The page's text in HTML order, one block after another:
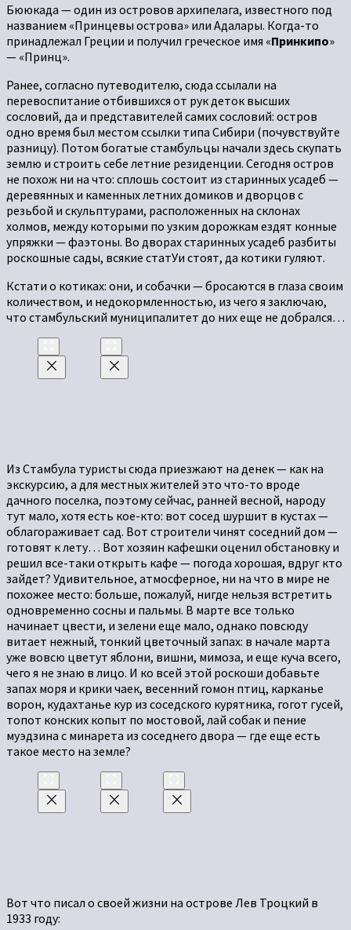
Бююкада — один из островов архипелага, известного под
названием «Принцевы острова» или Адалары. Когда-то
принадлежал Греции и получил греческое имя «Принкипо»
— «Принц».
Ранее, согласно путеводителю, сюда ссылали на
перевоспитание отбившихся от рук деток высших
сословий, да и представителей самих сословий: остров
одно время был местом ссылки типа Сибири (почувствуйте
разницу). Потом богатые стамбульцы начали здесь скупать
землю и строить себе летние резиденции. Сегодня остров
не похож ни на что: сплошь состоит из старинных усадеб —
деревянных и каменных летних домиков и дворцов с
резьбой и скульптурами, расположенных на склонах
холмов, между которыми по узким дорожкам ездят конные
упряжки — фаэтоны. Во дворах старинных усадеб разбиты
роскошные сады, всякие статУи стоят, да котики гуляют.
Кстати о котиках: они, и собачки — бросаются в глаза своим
количеством, и недокормленностью, из чего я заключаю,
что стамбульский муниципалитет до них еще не добрался…
Из Стамбула туристы сюда приезжают на денек — как на
экскурсию, а для местных жителей это что-то вроде
дачного поселка, поэтому сейчас, ранней весной, народу
тут мало, хотя есть кое-кто: вот сосед шуршит в кустах —
облагораживает сад. Вот строители чинят соседний дом —
готовят к лету… Вот хозяин кафешки оценил обстановку и
решил все-таки открыть кафе — погода хорошая, вдруг кто
зайдет? Удивительное, атмосферное, ни на что в мире не
похожее место: больше, пожалуй, нигде нельзя встретить
одновременно сосны и пальмы. В марте все только
начинает цвести, и зелени еще мало, однако повсюду
витает нежный, тонкий цветочный запах: в начале марта
уже вовсю цветут яблони, вишни, мимоза, и еще куча всего,
чего я не знаю в лицо. И ко всей этой роскоши добавьте
запах моря и крики чаек, весенний гомон птиц, карканье
ворон, кудахтанье кур из соседского курятника, гогот гусей,
топот конских копыт по мостовой, лай собак и пение
муэдзина с минарета из соседнего двора — где еще есть
такое место на земле?
Вот что писал о своей жизни на острове Лев Троцкий в
1933 году: